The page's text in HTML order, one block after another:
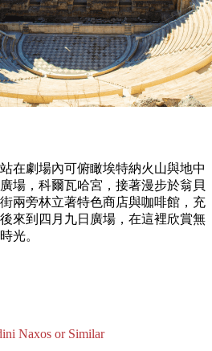
在劇場內可俯瞰埃特納火山與地中
場，科爾瓦哈宮，接著漫步於翁貝
兩旁林立著特色商店與咖啡館，充
來到四月九日廣場，在這裡欣賞無
光。
Naxos or Similar